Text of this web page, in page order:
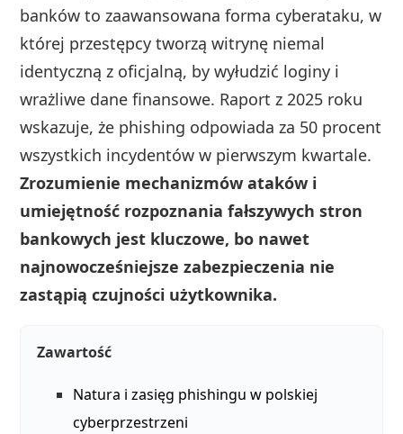
banków to zaawansowana forma cyberataku, w
której przestępcy tworzą witrynę niemal
identyczną z oficjalną, by wyłudzić loginy i
wrażliwe dane finansowe. Raport z 2025 roku
wskazuje, że phishing odpowiada za 50 procent
wszystkich incydentów w pierwszym kwartale.
Zrozumienie mechanizmów ataków i
umiejętność rozpoznania fałszywych stron
bankowych jest kluczowe, bo nawet
najnowocześniejsze zabezpieczenia nie
zastąpią czujności użytkownika.
Zawartość
Natura i zasięg phishingu w polskiej
cyberprzestrzeni